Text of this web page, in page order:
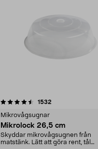
1532
Mikrovågsugnar
Mikrolock 26,5 cm
Skyddar mikrovågsugnen från
matstänk. Lätt att göra rent, tål